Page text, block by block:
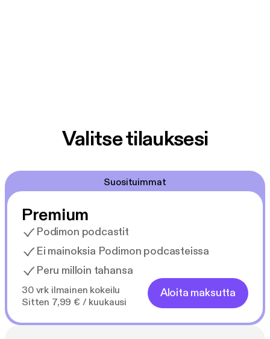
Valitse tilauksesi
Suosituimmat
Premium
Podimon podcastit
Ei mainoksia Podimon podcasteissa
Peru milloin tahansa
30 vrk ilmainen kokeilu
Sitten 7,99 € / kuukausi
Aloita maksutta